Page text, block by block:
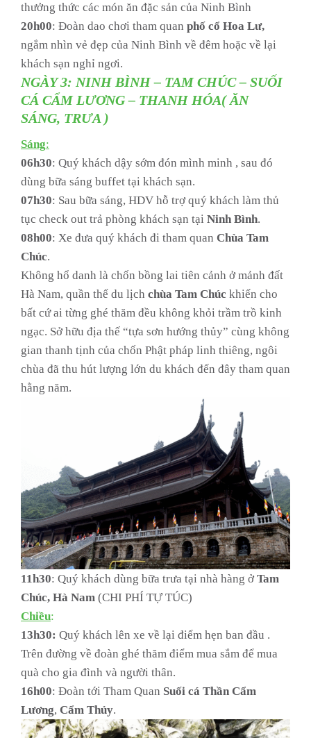
thưởng thức các món ăn đặc sản của Ninh Bình
20h00: Đoàn dao chơi tham quan phố cổ Hoa Lư,
ngắm nhìn vẻ đẹp của Ninh Bình về đêm hoặc về lại
khách sạn nghỉ ngơi.
NGÀY 3: NINH BÌNH – TAM CHÚC – SUỐI
CÁ CẨM LƯƠNG – THANH HÓA( ĂN
SÁNG, TRƯA )
Sáng:
06h30: Quý khách dậy sớm đón mình minh , sau đó
dùng bữa sáng buffet tại khách sạn.
07h30: Sau bữa sáng, HDV hỗ trợ quý khách làm thủ
tục check out trả phòng khách sạn tại Ninh Bình.
08h00: Xe đưa quý khách đi tham quan Chùa Tam
Chúc.
Không hổ danh là chốn bồng lai tiên cảnh ở mảnh đất
Hà Nam, quần thể du lịch chùa Tam Chúc khiến cho
bất cứ ai từng ghé thăm đều không khỏi trầm trồ kinh
ngạc. Sở hữu địa thế “tựa sơn hướng thủy” cùng không
gian thanh tịnh của chốn Phật pháp linh thiêng, ngôi
chùa đã thu hút lượng lớn du khách đến đây tham quan
hằng năm.
11h30: Quý khách dùng bữa trưa tại nhà hàng ở Tam
Chúc, Hà Nam (CHI PHÍ TỰ TÚC)
Chiều:
13h30: Quý khách lên xe về lại điểm hẹn ban đầu .
Trên đường về đoàn ghé thăm điểm mua sắm để mua
quà cho gia đình và người thân.
16h00: Đoàn tới Tham Quan Suối cá Thần Cẩm
Lương, Cẩm Thủy.